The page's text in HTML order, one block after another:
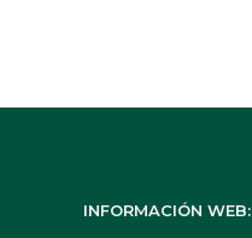
INFORMACIÓN WEB: